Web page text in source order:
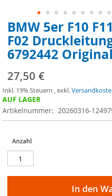
BMW 5er F10
F02
6792442 Original
27,50 €
Inkl. 19% Steuern ,exkl.
AUF LAGER
Artikelnummer
20260316-
Anzahl
In den
Zum
Anfang
der
Bildergalerie